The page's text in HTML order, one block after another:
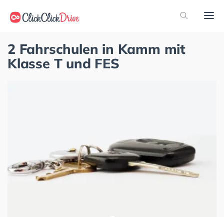
2 Fahrschulen in Kamm mit
Klasse T und FES